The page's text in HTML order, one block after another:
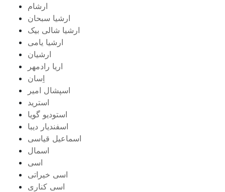
ارشام
ارشیا سبحان
ارشیا شالی بیک
ارشیا یامی
ارشیان
اریا رادمهر
اِسان
اسپشال امیر
استرید
استودیو گویا
اسفندیار دیبا
اسماعیل قیاسی
اسمال
اسی
اسی خیراتی
اسی کناری